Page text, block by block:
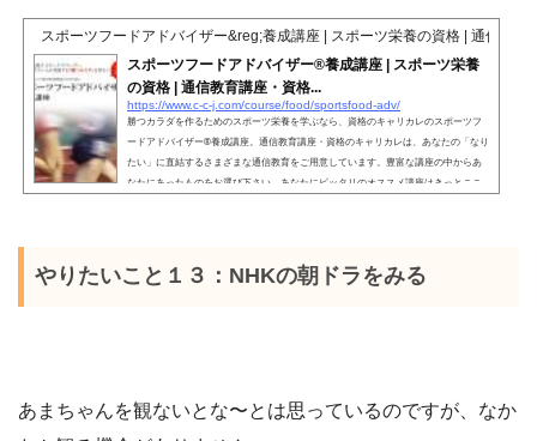
スポーツフードアドバイザー&reg;養成講座 | スポーツ栄養の資格 | 通信教育
スポーツフードアドバイザー®養成講座 | スポーツ栄養
の資格 | 通信教育講座・資格...
https://www.c-c-j.com/course/food/sportsfood-adv/
勝つカラダを作るためのスポーツ栄養を学ぶなら、資格のキャリカレのスポーツフ
ードアドバイザー®養成講座。通信教育講座・資格のキャリカレは、あなたの「なり
たい」に直結するさまざまな通信教育をご用意しています。豊富な講座の中からあ
なたにあったものをお選び下さい。あなたにピッタリのオススメ講座はきっとここ
やりたいこと１３：NHKの朝ドラをみる
あまちゃんを観ないとな〜とは思っているのですが、なか